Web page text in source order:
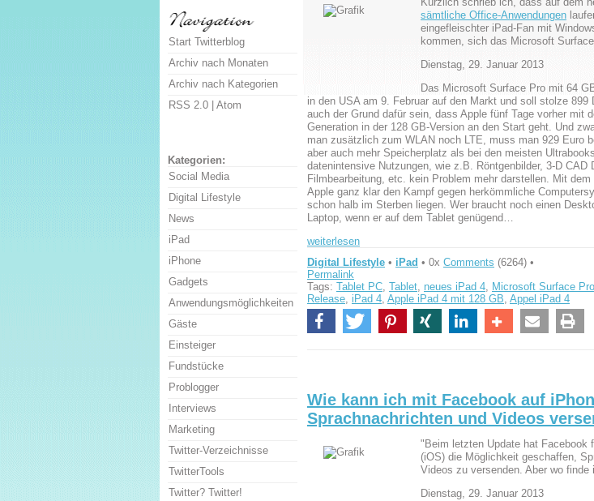
sämtliche Office-Anwendungen
eingefleischter iPad-Fan mit
kommen, sich das Microsoft
Dienstag, 29. Januar 2013
Das Microsoft Surface Pro mit 64
in den USA am 9. Februar auf den Markt und soll stolze 899
auch der Grund dafür sein, dass Apple fünf Tage vorher mit
Generation in der 128 GB-Version an den Start geht. Und
man zusätzlich zum WLAN noch LTE, muss man 929 Euro
aber auch mehr Speicherplatz als bei den meisten
datenintensive Nutzungen, wie z.B. Röntgenbilder, 3-D CAD
Filmbearbeitung, etc. kein Problem mehr darstellen. Mit
Apple ganz klar den Kampf gegen herkömmliche
schon halb im Sterben liegen. Wer braucht noch einen
Laptop, wenn er auf dem Tablet genügend…
weiterlesen
Digital Lifestyle • iPad • 0x Comments (6264) •
Permalink
Tags: Tablet PC Tablet neues iPad 4 Microsoft Surface Pro
Release iPad 4 Apple iPad 4 mit 128 GB Appel iPad 4
Wie kann ich mit Facebook auf
Sprachnachrichten und Videos
"Beim letzten Update hat Facebook
(iOS) die Möglichkeit geschaffen,
Videos zu versenden. Aber wo finde
Dienstag, 29. Januar 2013
Start Twitterblog
Archiv nach Monaten
Archiv nach Kategorien
RSS 2.0 | Atom
Kategorien:
Social Media
Digital Lifestyle
News
iPad
iPhone
Gadgets
Anwendungsmöglichkeiten
Gäste
Einsteiger
Fundstücke
Problogger
Interviews
Marketing
Twitter-Verzeichnisse
TwitterTools
Twitter? Twitter!